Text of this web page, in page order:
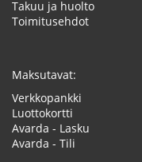
Takuu ja huolto
Toimitusehdot
Maksutavat:
Verkkopankki
Luottokortti
Avarda - Lasku
Avarda - Tili